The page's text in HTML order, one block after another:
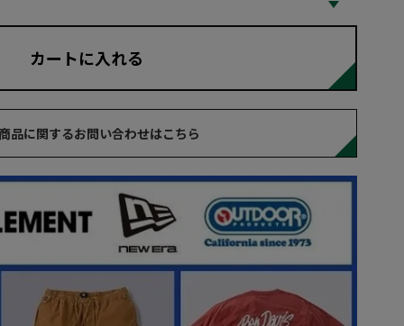
カートに入れる
品に関するお問い合わせはこちら